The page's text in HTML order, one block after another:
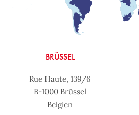
BRÜSSEL
Rue Haute, 139/6
B-1000 Brüssel
Belgien